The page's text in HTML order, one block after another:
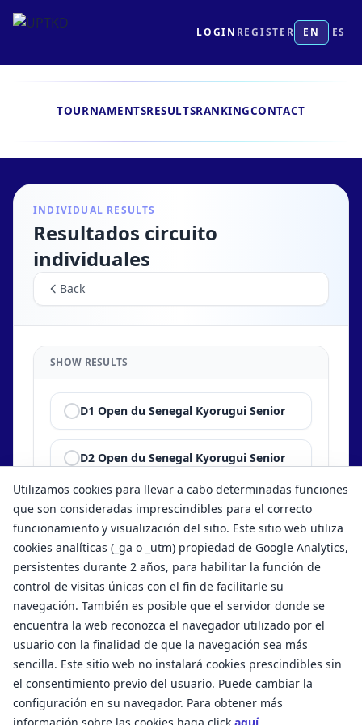
LOGIN REGISTER EN ES
TOURNAMENTSRESULTSRANKINGCONTACT
INDIVIDUAL RESULTS
Resultados circuito
individuales
Back
SHOW RESULTS
D1 Open du Senegal Kyorugui Senior
D2 Open du Senegal Kyorugui Senior
Show results
Utilizamos cookies para llevar a cabo determinadas funciones
que son consideradas imprescindibles para el correcto
funcionamiento y visualización del sitio. Este sitio web utiliza
cookies analíticas (_ga o _utm) propiedad de Google Analytics,
persistentes durante 2 años, para habilitar la función de
control de visitas únicas con el fin de facilitarle su
navegación. También es posible que el servidor donde se
encuentra la web reconozca el navegador utilizado por el
usuario con la finalidad de que la navegación sea más
sencilla. Este sitio web no instalará cookies prescindibles sin
el consentimiento previo del usuario. Puede cambiar la
configuración en su navegador. Para obtener más
Términos y condiciones de usoAviso legal